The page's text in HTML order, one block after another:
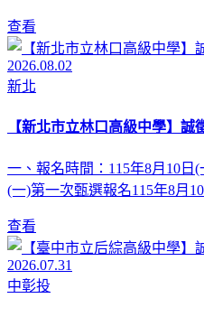
查看
2026.08.02
新北
【新北市立林口高級中學】誠
一、報名時間：115年8月10
(一)第一次甄選報名115年8月10
查看
2026.07.31
中彰投